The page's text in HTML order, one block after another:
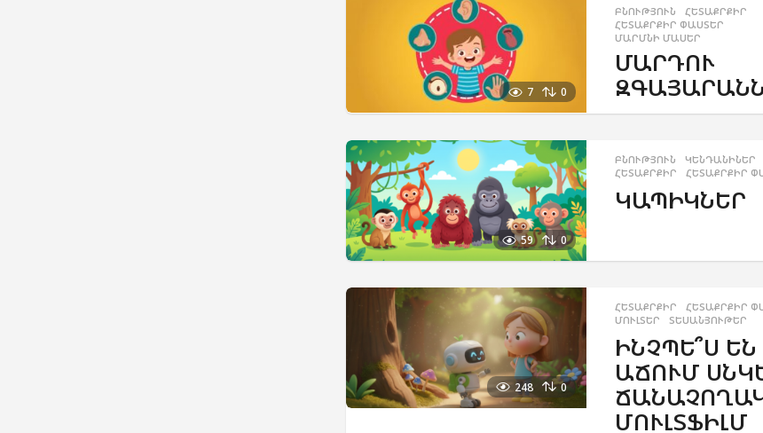
7 0
ԲՆՈՒԹՅՈՒՆ ,ՀԵՏԱՔՐՔԻՐ
ՀԵՏԱՔՐՔԻՐ ՓԱՍՏԵՐ
ՄԱՐՄՆԻ ՄԱՍԵՐ
ՄԱՐԴՈՒ
59 0
ԲՆՈՒԹՅՈՒՆ ,ԿԵՆԴԱՆԻՆԵՐ
ՀԵՏԱՔՐՔԻՐ
,ՀԵՏԱՔՐՔԻՐ
ԿԱՊԻԿՆԵՐ
248 0
ՀԵՏԱՔՐՔԻՐ ,ՀԵՏԱՔՐՔԻՐ
ՄՈՒԼՏԵՐ
,ՏԵՍԱՆՅՈՒԹԵՐ
ԻՆՉՊԵ՞Ս ԵՆ
ԱՃՈՒՄ
ՄՈՒԼՏՖԻԼՄ